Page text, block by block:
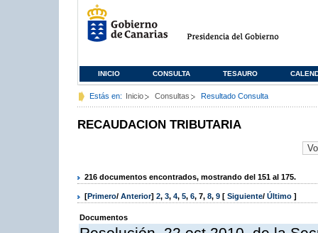
INICIO CONSULTA TESAURO
Estás en: Inicio Consultas Resultado Consulta
RECAUDACION TRIBUTARIA
216 documentos encontrados, mostrando del 151 al 175.
[Primero/ Anterior] 2, 3, 4, 5, 6, 7, 8, 9 [ Siguiente/ Último ]
Documentos